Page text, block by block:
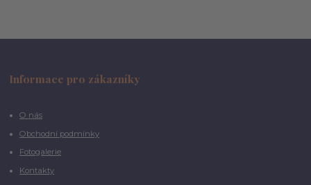
Informace pro zákazníky
O nás
Obchodní podmínky
Fotogalerie
Kontakty